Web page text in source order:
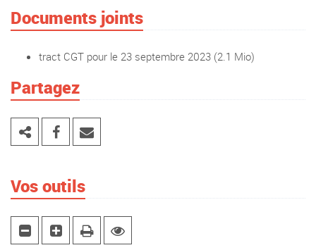
Documents joints
tract CGT pour le 23 septembre 2023 (2.1 Mio)
Partagez
Vos outils